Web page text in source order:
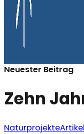
Neuester Beitrag
Zehn
Naturprojekte